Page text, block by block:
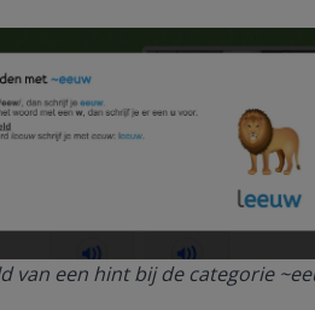
van een hint bij de categorie